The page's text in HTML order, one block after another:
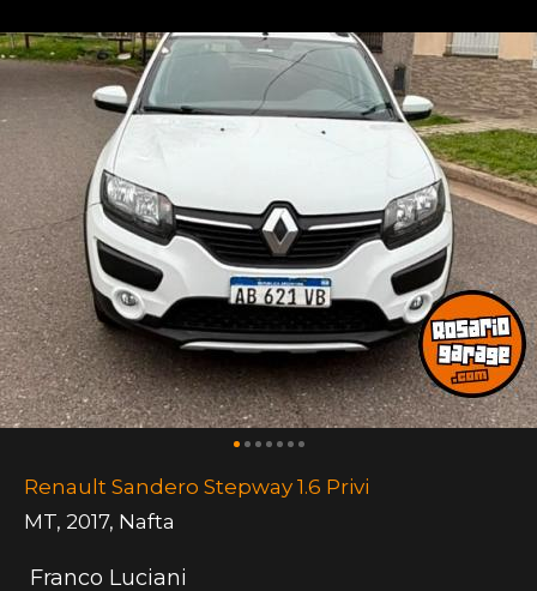
Renault Sandero Stepway 1.6 Privi
MT, 2017, Nafta
Franco Luciani